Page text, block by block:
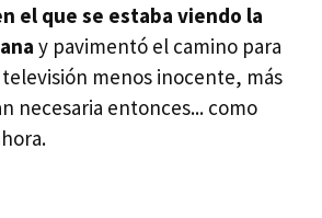
el que se estaba viendo la
y pavimentó el camino para
menos inocente, más
necesaria entonces... como